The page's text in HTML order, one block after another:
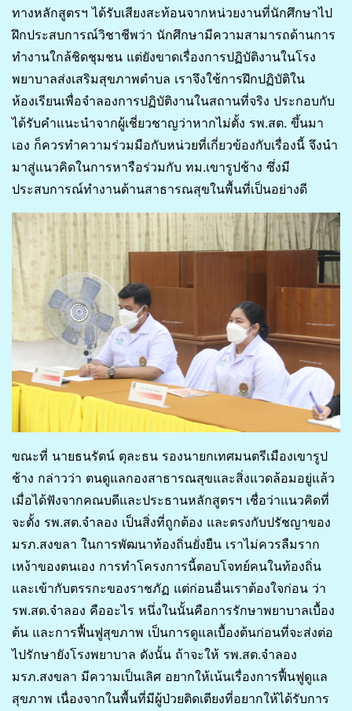
ทางหลักสูตรฯ ได้รับเสียงสะท้อนจากหน่วยงานที่นักศึกษาไป
ฝึกประสบการณ์วิชาชีพว่า นักศึกษามีความสามารถด้านการ
ทำงานใกล้ชิดชุมชน แต่ยังขาดเรื่องการปฏิบัติงานในโรง
พยาบาลส่งเสริมสุขภาพตำบล เราจึงใช้การฝึกปฏิบัติใน
ห้องเรียนเพื่อจำลองการปฏิบัติงานในสถานที่จริง ประกอบกับ
ได้รับคำแนะนำจากผู้เชี่ยวชาญว่าหากไม่ตั้ง รพ.สต. ขึ้นมา
เอง ก็ควรทำความร่วมมือกับหน่วยที่เกี่ยวข้องกับเรื่องนี้ จึงนำ
มาสู่แนวคิดในการหารือร่วมกับ ทม.เขารูปช้าง ซึ่งมี
ประสบการณ์ทำงานด้านสาธารณสุขในพื้นที่เป็นอย่างดี
ขณะที่ นายธนรัตน์ ตุละธน รองนายกเทศมนตรีเมืองเขารูป
ช้าง กล่าวว่า ตนดูแลกองสาธารณสุขและสิ่งแวดล้อมอยู่แล้ว
เมื่อได้ฟังจากคณบดีและประธานหลักสูตรฯ เชื่อว่าแนวคิดที่
จะตั้ง รพ.สต.จำลอง เป็นสิ่งที่ถูกต้อง และตรงกับปรัชญาของ
มรภ.สงขลา ในการพัฒนาท้องถิ่นยั่งยืน เราไม่ควรลืมราก
เหง้าของตนเอง การทำโครงการนี้ตอบโจทย์คนในท้องถิ่น
และเข้ากับตรรกะของราชภัฏ แต่ก่อนอื่นเราต้องใจก่อน ว่า
รพ.สต.จำลอง คืออะไร หนึ่งในนั้นคือการรักษาพยาบาลเบื้อง
ต้น และการฟื้นฟูสุขภาพ เป็นการดูแลเบื้องต้นก่อนที่จะส่งต่อ
ไปรักษายังโรงพยาบาล ดังนั้น ถ้าจะให้ รพ.สต.จำลอง
มรภ.สงขลา มีความเป็นเลิศ อยากให้เน้นเรื่องการฟื้นฟูดูแล
สุขภาพ เนื่องจากในพื้นที่มีผู้ป่วยติดเตียงที่อยากให้ได้รับการ